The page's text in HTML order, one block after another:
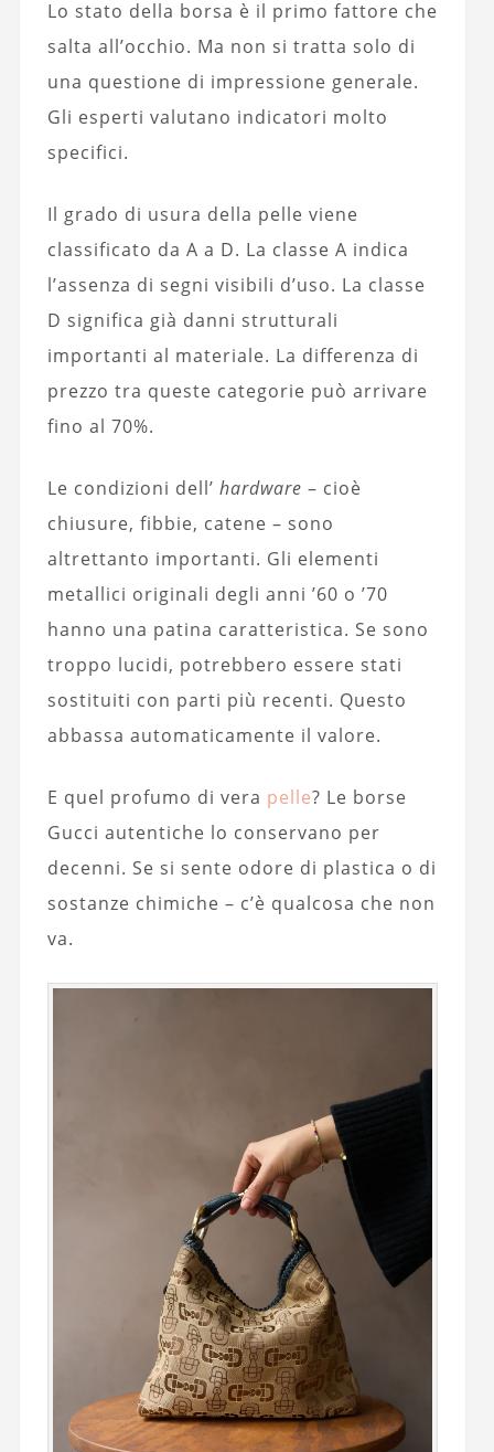
Lo stato della borsa è il primo fattore che
salta all’occhio. Ma non si tratta solo di
una questione di impressione generale.
Gli esperti valutano indicatori molto
specifici.
Il grado di usura della pelle viene
classificato da A a D. La classe A indica
l’assenza di segni visibili d’uso. La classe
D significa già danni strutturali
importanti al materiale. La differenza di
prezzo tra queste categorie può arrivare
fino al 70%.
Le condizioni dell’ hardware – cioè
chiusure, fibbie, catene – sono
altrettanto importanti. Gli elementi
metallici originali degli anni ’60 o ’70
hanno una patina caratteristica. Se sono
troppo lucidi, potrebbero essere stati
sostituiti con parti più recenti. Questo
abbassa automaticamente il valore.
E quel profumo di vera pelle? Le borse
Gucci autentiche lo conservano per
decenni. Se si sente odore di plastica o di
sostanze chimiche – c’è qualcosa che non
va.